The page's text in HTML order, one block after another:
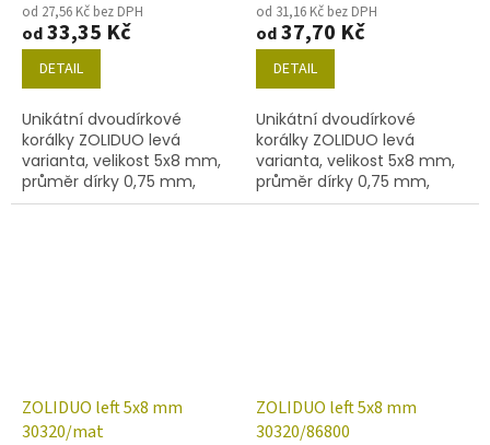
od 27,56 Kč bez DPH
od33,35 Kč
DETAIL
Unikátní dvoudírkové
korálky ZOLIDUO levá
varianta, velikost 5x8 mm,
průměr dírky 0,75 mm,
obsah balení 20 ks nebo
od 31,16 Kč bez DPH
od37,70 Kč
DETAIL
Unikátní dvoudírkové
korálky ZOLIDUO levá
varianta, velikost 5x8 mm,
průměr dírky 0,75 mm,
obsah balení 20 ks nebo
ZOLIDUO left 5x8 mm
30320/mat
ZOLIDUO left 5x8 mm
30320/86800